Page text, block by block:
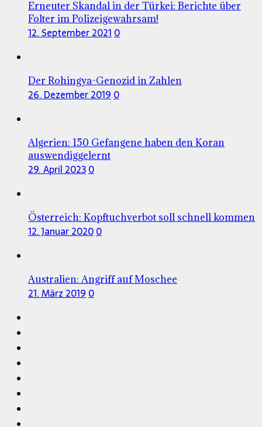
Erneuter Skandal in der Türkei: Berichte über
Folter im Polizeigewahrsam!
12. September 2021 0
Der Rohingya-Genozid in Zahlen
26. Dezember 2019 0
Algerien: 150 Gefangene haben den Koran
auswendiggelernt
29. April 20230
Österreich: Kopftuchverbot soll schnell kommen
12. Januar 20200
Australien: Angriff auf Moschee
21. März 2019 0